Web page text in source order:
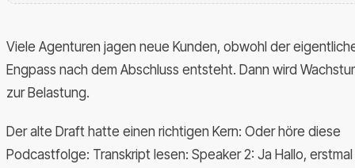
Viele Agenturen jagen neue Kunden, obwohl der
Engpass nach dem Abschluss entsteht. Dann wird
zur Belastung.
Der alte Draft hatte einen richtigen Kern: Oder höre diese
Podcastfolge: Transkript lesen: Speaker 2: Ja Hallo, erstmal